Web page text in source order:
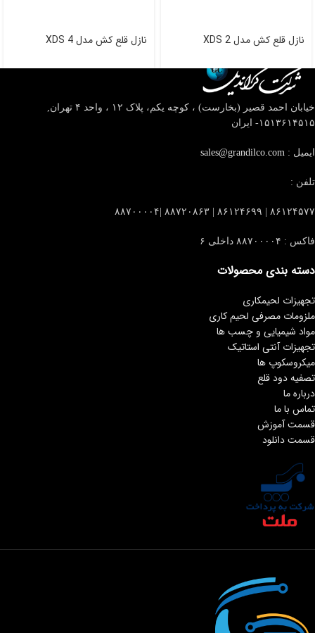
نازل قلع کش مدل XDS 2 نازل قلع کش مدل XDS 4
خیابان احمد قصیر (بخارست) ، کوچه یکم، پلاک ۱۲ ، واحد ۴
تهران,
۱۵۱۳۶۱۴۵۱۵- ایران
ایمیل : sales@grandilco.com
تلفن :
۸۶۱۲۴۵۷۷ | ۸۶۱۲۴۶۹۹ | ۸۸۷۲۰۸۶۳ |۸۸۷۰۰۰۰۴
فاکس : ۸۸۷۰۰۰۰۴ داخلی ۶
دسته بندی محصولات
تجهیزات لحیمکاری
ملزومات مصرفی لحیم کاری
مواد شیمیایی و چسب ها
تجهیزات آنتی استاتیک
میکروسکوپ ها
تصفیه دود قلع
درباره ما
تماس با ما
قسمت آموزش
قسمت دانلود